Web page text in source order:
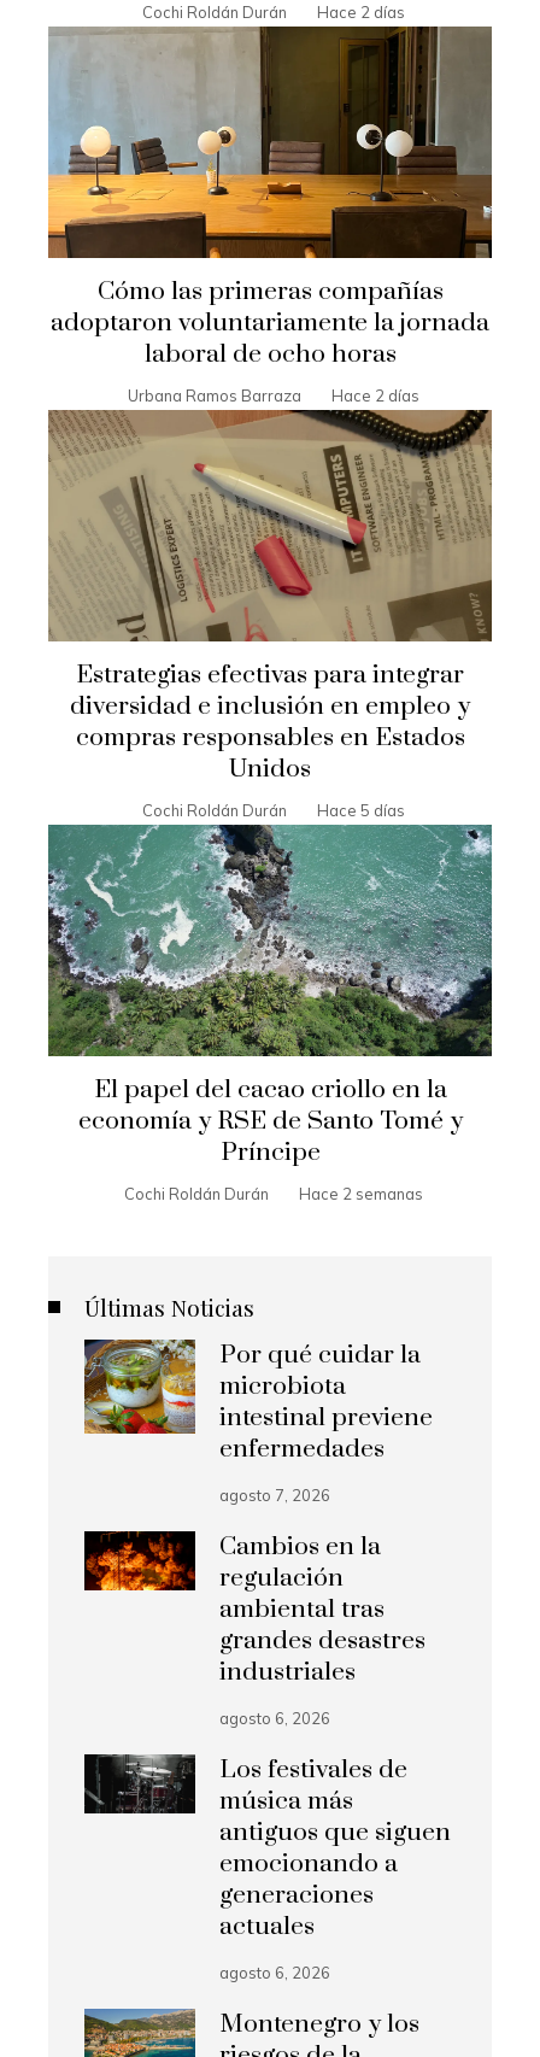
Cochi Roldán Durán Hace 2 días
Cómo las primeras compañías
adoptaron voluntariamente la jornada
laboral de ocho horas
Urbana Ramos Barraza Hace 2 días
Estrategias efectivas para integrar
diversidad e inclusión en empleo y
compras responsables en Estados
Unidos
Cochi Roldán Durán Hace 5 días
El papel del cacao criollo en la
economía y RSE de Santo Tomé y
Príncipe
Cochi Roldán Durán Hace 2 semanas
Últimas Noticias
Por qué cuidar la
microbiota
intestinal previene
enfermedades
agosto 7, 2026
Cambios en la
regulación
ambiental tras
grandes desastres
industriales
agosto 6, 2026
Los festivales de
música más
antiguos que siguen
emocionando a
generaciones
actuales
agosto 6, 2026
Montenegro y los